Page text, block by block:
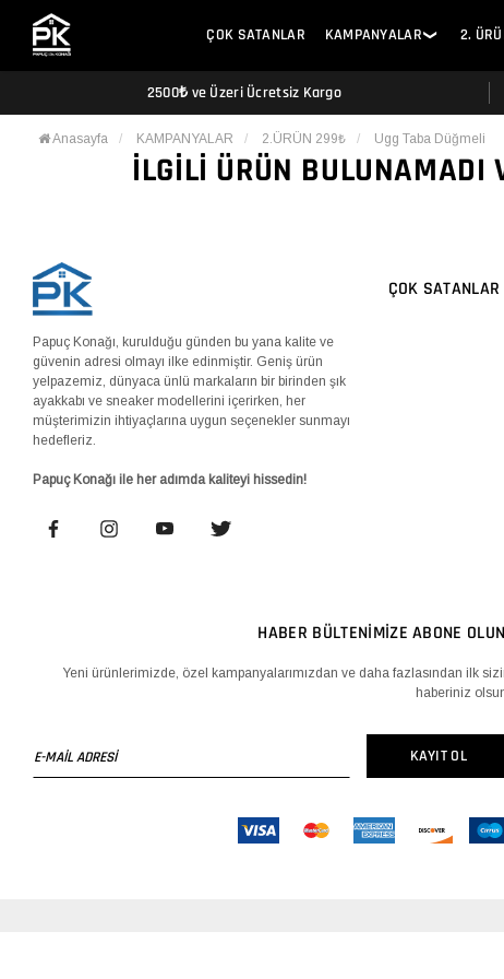
ÇOK SATANLAR KAMPANYALAR ❯ 2.
2500₺ ve Üzeri Ücretsiz Kargo
Anasayfa KAMPANYALAR 2.ÜRÜN 299₺ Ugg Taba Düğmeli
İLGILI ÜRÜN BULUNAMADI
Papuç Konağı, kurulduğu günden bu yana kalite ve
güvenin adresi olmayı ilke edinmiştir. Geniş ürün
yelpazemiz, dünyaca ünlü markaların bir birinden şık
ayakkabı ve sneaker modellerini içerirken, her
müşterimizin ihtiyaçlarına uygun seçenekler sunmayı
hedefleriz.
Papuç Konağı ile her adımda kaliteyi hissedin!
ÇOK SATANLAR
HABER BÜLTENİMİZE ABONE
Yeni ürünlerimizde, özel kampanyalarımızdan ve daha fazlasından ilk
haberiniz
MAİL
KAYIT OL